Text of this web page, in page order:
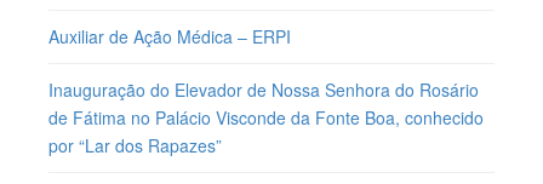
Auxiliar de Ação Médica – ERPI
Inauguração do Elevador de Nossa Senhora do Rosário
de Fátima no Palácio Visconde da Fonte Boa, conhecido
por “Lar dos Rapazes”